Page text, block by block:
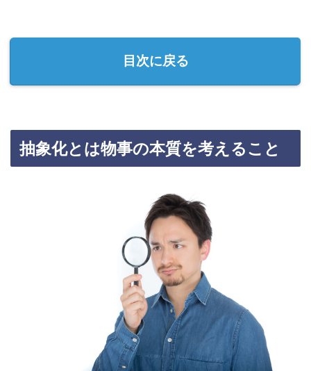
目次に戻る
抽象化とは物事の本質を考えること